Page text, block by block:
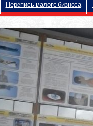
Перепись малого бизнеса